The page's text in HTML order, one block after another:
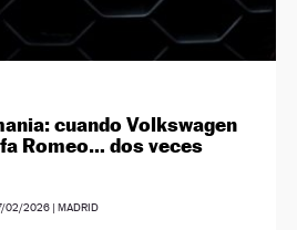
cuando Volkswagen
Romeo… dos veces
02/2026 | MADRID